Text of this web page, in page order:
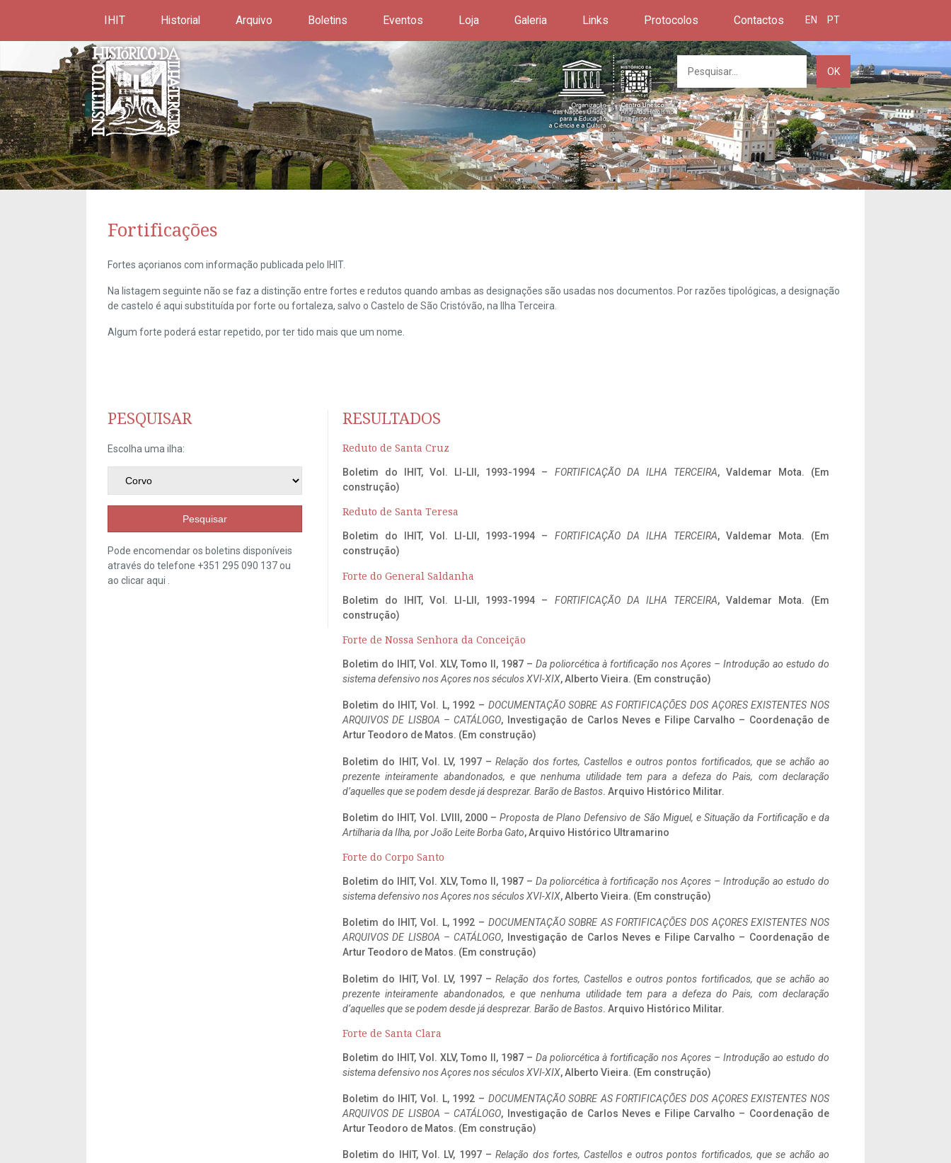
IHIT Historial Arquivo Boletins Eventos Loja Galeria Links Protocolos Contactos EN PT
OK
Fortificações
Fortes açorianos com informação publicada pelo IHIT.
Na listagem seguinte não se faz a distinção entre fortes e redutos quando ambas as designações são usadas nos documentos. Por razões tipológicas, a designação
de castelo é aqui substituída por forte ou fortaleza, salvo o Castelo de São Cristóvão, na Ilha Terceira.
Algum forte poderá estar repetido, por ter tido mais que um nome.
PESQUISAR
Escolha uma ilha:
Pesquisar
Pode encomendar os boletins disponíveis
através do telefone +351 295 090 137 ou
ao clicaraqui
RESULTADOS
Reduto de Santa Cruz
Boletim do IHIT, Vol. LI-LII, 1993-1994 – FORTIFICAÇÃO DA ILHA TERCEIRA, Valdemar Mota. (Em
construção)
Reduto de Santa Teresa
Boletim do IHIT, Vol. LI-LII, 1993-1994 – FORTIFICAÇÃO DA ILHA TERCEIRA, Valdemar Mota. (Em
construção)
Forte do General Saldanha
Boletim do IHIT, Vol. LI-LII, 1993-1994 – FORTIFICAÇÃO DA ILHA TERCEIRA, Valdemar Mota. (Em
construção)
Forte de Nossa Senhora da Conceição
Boletim do IHIT, Vol. XLV, Tomo II, 1987 – Da poliorcética à fortificação nos Açores – Introdução ao estudo do
sistema defensivo nos Açores nos séculos XVI-XIX, Alberto Vieira. (Em construção)
Boletim do IHIT, Vol. L, 1992 – DOCUMENTAÇÃO SOBRE AS FORTIFICAÇÕES DOS AÇORES EXISTENTES NOS
ARQUIVOS DE LISBOA – CATÁLOGO, Investigação de Carlos Neves e Filipe Carvalho – Coordenação de
Artur Teodoro de Matos. (Em construção)
Boletim do IHIT, Vol. LV, 1997 –Relação dos fortes, Castellos e outros pontos fortificados, que se achão ao
prezente inteiramente abandonados, e que nenhuma utilidade tem para a defeza do Pais, com declaração
d’aquelles que se podem desde já desprezar. Barão de Bastos. Arquivo Histórico Militar.
Boletim do IHIT, Vol. LVIII, 2000 –Proposta de Plano Defensivo de São Miguel, e Situação da Fortificação e da
Artilharia da Ilha, por João Leite Borba Gato, Arquivo Histórico Ultramarino
Forte do Corpo Santo
Boletim do IHIT, Vol. XLV, Tomo II, 1987 – Da poliorcética à fortificação nos Açores – Introdução ao estudo do
sistema defensivo nos Açores nos séculos XVI-XIX, Alberto Vieira. (Em construção)
Boletim do IHIT, Vol. L, 1992 – DOCUMENTAÇÃO SOBRE AS FORTIFICAÇÕES DOS AÇORES EXISTENTES NOS
ARQUIVOS DE LISBOA – CATÁLOGO, Investigação de Carlos Neves e Filipe Carvalho – Coordenação de
Artur Teodoro de Matos. (Em construção)
Boletim do IHIT, Vol. LV, 1997 –Relação dos fortes, Castellos e outros pontos fortificados, que se achão ao
prezente inteiramente abandonados, e que nenhuma utilidade tem para a defeza do Pais, com declaração
d’aquelles que se podem desde já desprezar. Barão de Bastos. Arquivo Histórico Militar.
Forte de Santa Clara
Boletim do IHIT, Vol. XLV, Tomo II, 1987 – Da poliorcética à fortificação nos Açores – Introdução ao estudo do
sistema defensivo nos Açores nos séculos XVI-XIX, Alberto Vieira. (Em construção)
Boletim do IHIT, Vol. L, 1992 – DOCUMENTAÇÃO SOBRE AS FORTIFICAÇÕES DOS AÇORES EXISTENTES NOS
ARQUIVOS DE LISBOA – CATÁLOGO, Investigação de Carlos Neves e Filipe Carvalho – Coordenação de
Artur Teodoro de Matos. (Em construção)
Boletim do IHIT, Vol. LV, 1997 –Relação dos fortes, Castellos e outros pontos fortificados, que se achão ao